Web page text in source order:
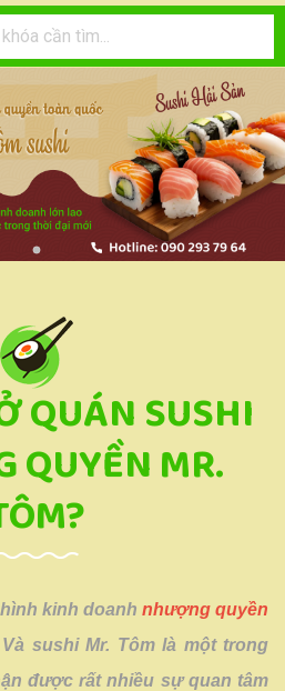
QUÁN SUSHI
QUYỀN MR.
kinh doanh nhượng quyền
sushi Mr. Tôm là một trong
được rất nhiều sự quan tâm